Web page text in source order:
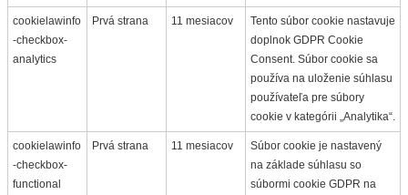
cookielawinfo
-checkbox-
analytics
Prvá strana 11 mesiacov
Tento súbor cookie nastavuje
doplnok GDPR Cookie
Consent. Súbor cookie sa
používa na uloženie súhlasu
používateľa pre súbory
cookie v kategórii „Analytika“.
cookielawinfo
-checkbox-
functional
Prvá strana 11 mesiacov
Súbor cookie je nastavený
na základe súhlasu so
súbormi cookie GDPR na